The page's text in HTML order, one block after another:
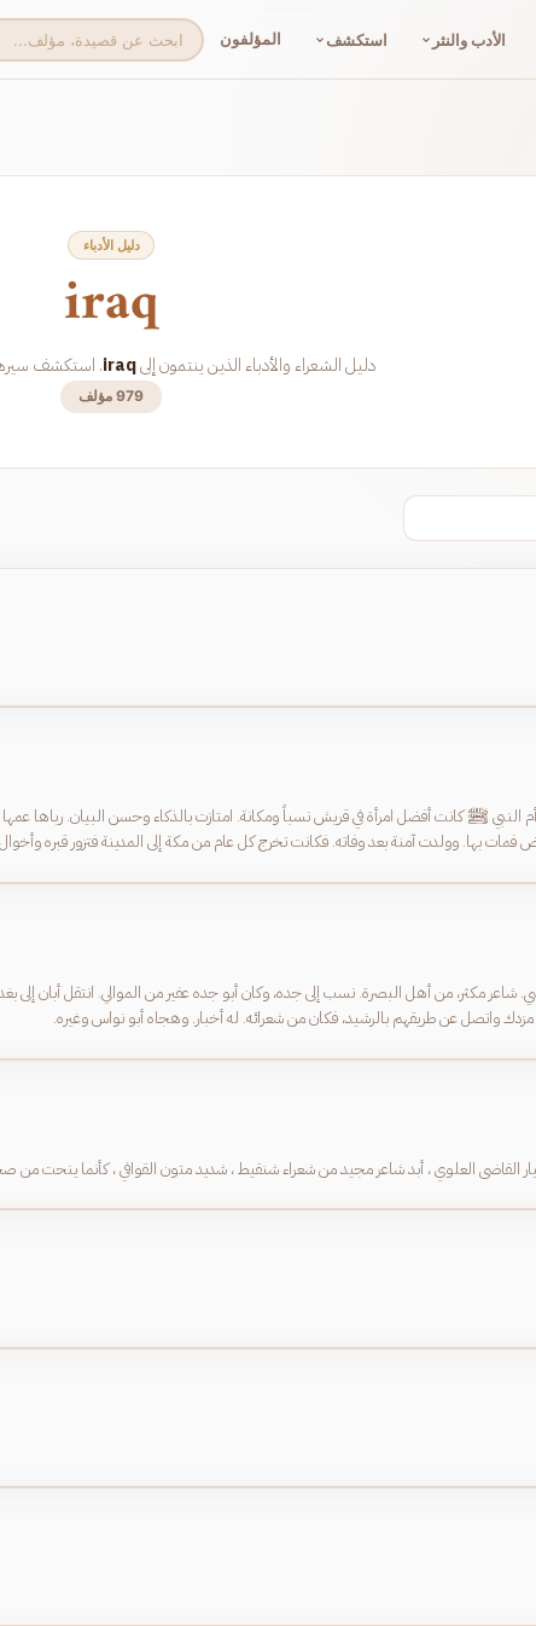
الأدب والنثر استكشف المؤلفون
دليل الأدباء
iraq
دليل الشعراء والأدباءالذين ينتمون إلىiraq. استكشف سيرهم
979 مؤلف
فمات بها. وولدت آمنة بعد وفاته. فكانت تخرج كل عام من مكة إلى المدينة فتزور قبره
شاعر مكثر، من أهل البصرة. نسب إلى جده، وكان أبو جده عفير من الموالي. انتقل أبان
واتصل عن طريقهم بالرشيد، فكان من شعرائه. له أخبار. وهجاه أبو نواس وغيره.
العلوي ، أبد شاعر مجيد من شعراء شنقيط ، شديد متون القوافي ، كأنما ينحت